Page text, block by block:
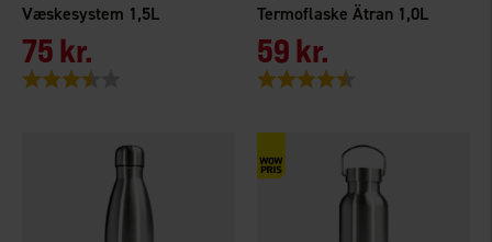
Væskesystem 1,5L
75 kr.
Vurdering:
Termoflaske Ätran 1,0L
59 kr.
Vurdering: